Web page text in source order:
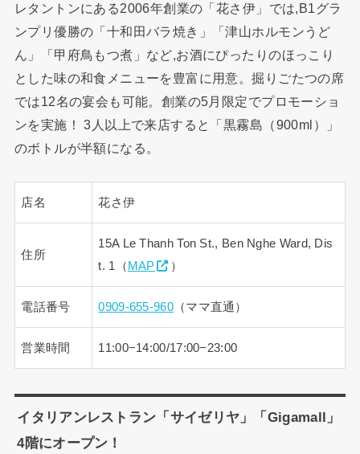
レタントンにある2006年創業の「花さ伊」では,B1グラ
ンプリ優勝の「十和田バラ焼き」「津山ホルモンうど
ん」「甲府鳥もつ煮」など,お酒にぴったりのほっこり
とした味の和食メニューを豊富に用意。掘りごたつの席
では12名の宴会も可能。創業の5月限定でプロモーショ
ンを実施！ 3人以上で来店すると「黒霧島（900ml）」
のボトルが半額になる。
店名 花さ伊
住所
15A Le Thanh Ton St., Ben Nghe Ward, Dis
t. 1（ MAP ）
電話番号 0909-655-960（ママ直通）
営業時間 11:00−14:00/17:00−23:00
イタリアンレストラン「サイゼリヤ」「Gigamall」
4階にオープン！